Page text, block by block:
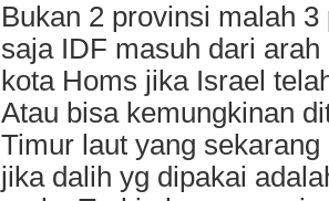
Bukan 2 provinsi malah
saja IDF masuh dari
kota Homs jika Israel
Atau bisa kemungkinan
Timur laut yang
jika dalih yg dipakai